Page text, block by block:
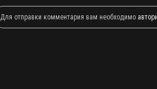
Для отправки комментария вам необходимо